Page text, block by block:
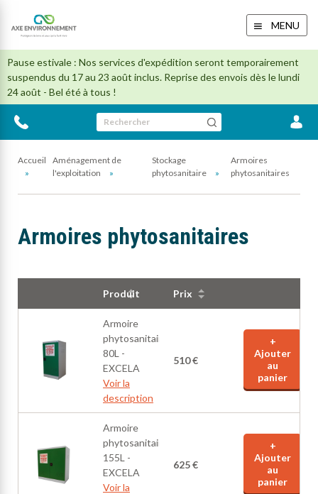
Pause estivale : Nos services d'expédition seront temporairement
suspendus du 17 au 23 août inclus. Reprise des envois dès le lundi
24 août - Bel été à tous !
MENU
Rechercher
Accueil
Aménagement de
l'exploitation
Stockage
phytosanitaire
Armoires
phytosanitaires
Armoires phytosanitaires
Produit Prix
Armoire
phytosanitaire
80L -
EXCELA
Voir la
description
510 €
+
Ajouter
au
panier
Armoire
phytosanitaire
155L -
EXCELA
Voir la
625 €
+
Ajouter
au
panier